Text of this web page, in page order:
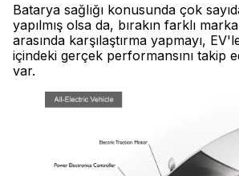
Batarya sağlığı konusunda çok
yapılmış olsa da, bırakın farklı
arasında karşılaştırma yapmayı,
içindeki gerçek performansını takip
var.